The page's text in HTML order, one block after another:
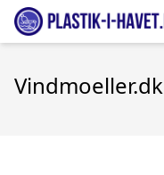
Vindmoeller.dk